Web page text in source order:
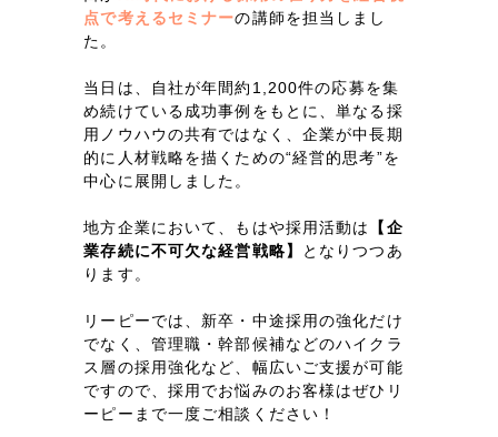
／ マーケティング代行
SEO対策によるアクセス獲得、反響獲得などの"Webマーケティング"から、
ライン領域のマーケティングまでまるっと代行
採用DX支援
リープ・リクルーティング／採用業務代行
求人票作成・面接など各種業務代行、採用の仕組み作り支援
完全成功報酬型のスカウト型ハイクラス人材紹介（岐阜・愛知）
Pace ／クラウド型工数管理ツール
日報ツールで案件ごとの営業利益をリアルタイムに可視化
リープ・リクルーティング
その他のサービス
プライバシーポリシー
ウェブアクセシビリティ方針
点で考えるセミナーの講師を担当しまし
た。
当日は、自社が年間約1,200件の応募を集
め続けている成功事例をもとに、単なる採
用ノウハウの共有ではなく、企業が中長期
的に人材戦略を描くための“経営的思考”を
中心に展開しました。
地方企業において、もはや採用活動は
【企
業存続に不可欠な経営戦略】
となりつつあ
ります。
リーピーでは、新卒・中途採用の強化だけ
でなく、管理職・幹部候補などのハイクラ
ス層の採用強化など、幅広いご支援が可能
ですので、採用でお悩みのお客様はぜひリ
ーピーまで一度ご相談ください！